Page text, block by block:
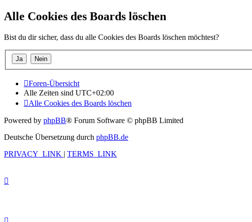
Alle Cookies des Boards löschen
Bist du dir sicher, dass du alle Cookies des Boards löschen möchtest?
Foren-Übersicht
Alle Zeiten sind UTC+02:00
Alle Cookies des Boards löschen
Powered by phpBB® Forum Software © phpBB Limited
Deutsche Übersetzung durch phpBB.de
PRIVACY_LINK | TERMS_LINK